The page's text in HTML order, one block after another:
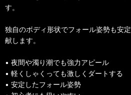
す。
独自のボディ形状でフォール姿勢も安
献します。
• 夜間や濁り潮でも強力アピール
• 軽くしゃくっても激しくダートする
• 安定したフォール姿勢